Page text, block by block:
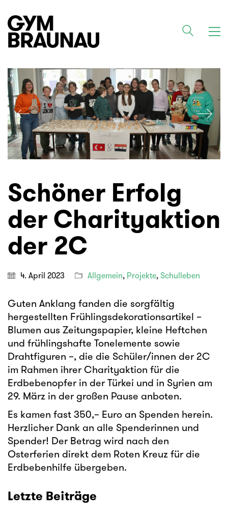
Schöner Erfolg
der Charityaktion
der 2C
4. April 2023 Allgemein, Projekte, Schulleben
Guten Anklang fanden die sorgfältig
hergestellten Frühlingsdekorationsartikel –
Blumen aus Zeitungspapier, kleine Heftchen
und frühlingshafte Tonelemente sowie
Drahtfiguren –, die die Schüler/innen der 2C
im Rahmen ihrer Charityaktion für die
Erdbebenopfer in der Türkei und in Syrien am
29. März in der großen Pause anboten.
Es kamen fast 350,– Euro an Spenden herein.
Herzlicher Dank an alle Spenderinnen und
Spender! Der Betrag wird nach den
Osterferien direkt dem Roten Kreuz für die
Erdbebenhilfe übergeben.
Letzte Beiträge